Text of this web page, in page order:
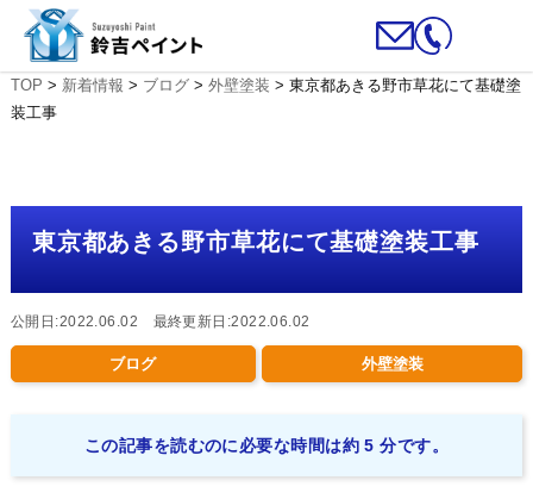
TOP > 新着情報 > ブログ> 外壁塗装 > 東京都あきる野市草花にて基礎塗
装工事
東京都あきる野市草花にて基礎塗装工事
公開日:2022.06.02 最終更新日:2022.06.02
ブログ 外壁塗装
この記事を読むのに必要な時間は約 5 分です。